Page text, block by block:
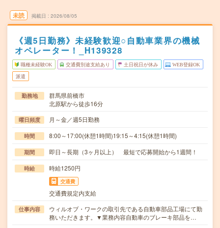
未読 掲載日 2026/08/05
《週5日勤務》未経験歓迎○自動車業界の機械
オペレーター！_H139328
職種未経験OK 交通費別途支給あり 土日祝日が休み WEB登録OK
派遣
勤務地
群馬県前橋市
北原駅から徒歩16分
曜日頻度 月～金／週5日勤務
時間 8:00～17:00(休憩1時間)19:15～4:15(休憩1時間)
期間 即日～長期（3ヶ月以上） 最短で応募開始から1週間！
時給 時給1250円
交通費
交通費規定内支給
仕事内容
ウィルオブ・ワークの取引先である自動車部品工場にて勤
務いただきます。▼業務内容自動車のブレーキ部品を…